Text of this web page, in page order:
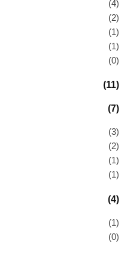
(4)
(2)
(1)
(1)
(0)
(11)
(7)
(3)
(2)
(1)
(1)
(4)
(1)
(0)